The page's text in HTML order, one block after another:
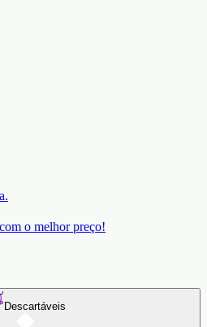
o melhor preço!
Descartáveis